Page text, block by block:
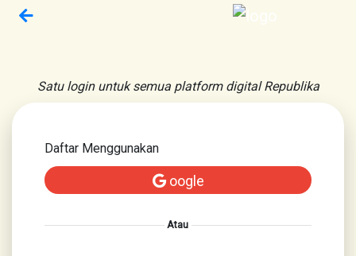
Satu login untuk semua platform digital Republika
Daftar Menggunakan
oogle
Atau